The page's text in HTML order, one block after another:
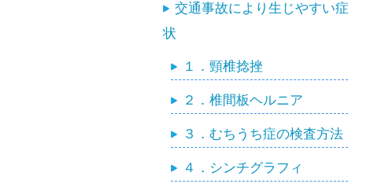
交通事故により生じやすい症
状
１．頸椎捻挫
２．椎間板ヘルニア
３．むちうち症の検査方法
４．シンチグラフィ